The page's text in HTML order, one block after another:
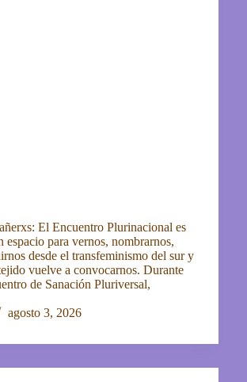
El Encuentro Plurinacional es
para vernos, nombrarnos,
desde el transfeminismo del sur y
vuelve a convocarnos. Durante
de Sanación Pluriversal,
agosto 3, 2026